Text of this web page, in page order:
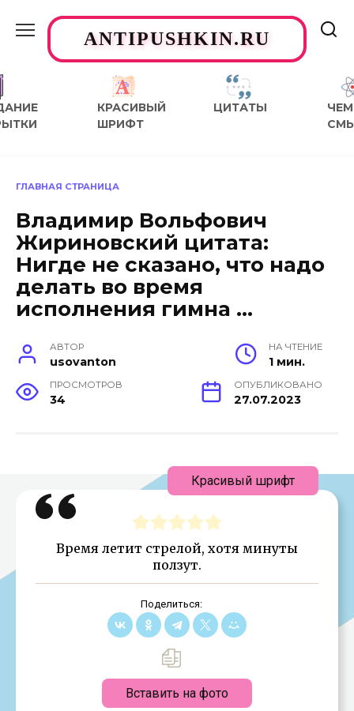
содержаниюANTIPUSHKIN.RU
КРАСИВЫЙ
ШРИФТ
ЦИТАТЫ
ЧЕМ
ГЛАВНАЯ СТРАНИЦА
Владимир Вольфович
Жириновский цитата:
Нигде не сказано, что надо
делать во время
исполнения гимна …
АВТОР
usovanton
НА ЧТЕНИЕ
1 мин.
ПРОСМОТРОВ
34
ОПУБЛИКОВАНО
27.07.2023
Время летит стрелой, хотя минуты
ползут.
Поделиться:
Вставить на фото
Красивый шрифт